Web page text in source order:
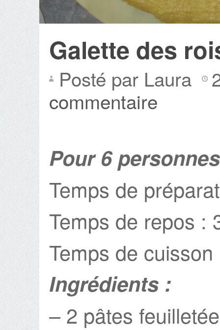
Galette des
Posté par Laura
commentaire
Pour 6 personnes
Temps de
Temps de repos :
Temps de
Ingrédients :
– 2 pâtes